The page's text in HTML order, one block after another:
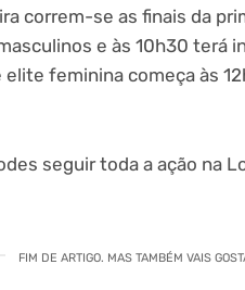
correm-se as finais da
e às 10h30 terá
feminina começa às
seguir toda a ação na
FIM DE ARTIGO. MAS TAMBÉM VAIS